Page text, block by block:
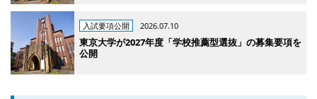
入試要項公開 2026.07.10
東京大学が2027年度「学校推薦型選抜」の募集要項を
公開